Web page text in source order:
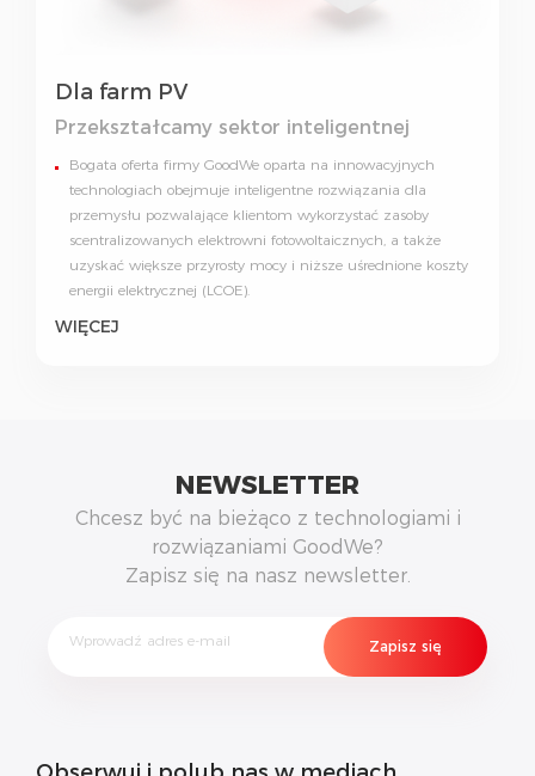
Dla farm PV
Przekształcamy sektor inteligentnej
energii
Bogata oferta firmy GoodWe oparta na innowacyjnych
technologiach obejmuje inteligentne rozwiązania dla
przemysłu pozwalające klientom wykorzystać zasoby
scentralizowanych elektrowni fotowoltaicznych, a także
uzyskać większe przyrosty mocy i niższe uśrednione koszty
energii elektrycznej (LCOE).
WIĘCEJ
NEWSLETTER
Chcesz być na bieżąco z technologiami i
rozwiązaniami GoodWe?
Zapisz się na nasz newsletter.